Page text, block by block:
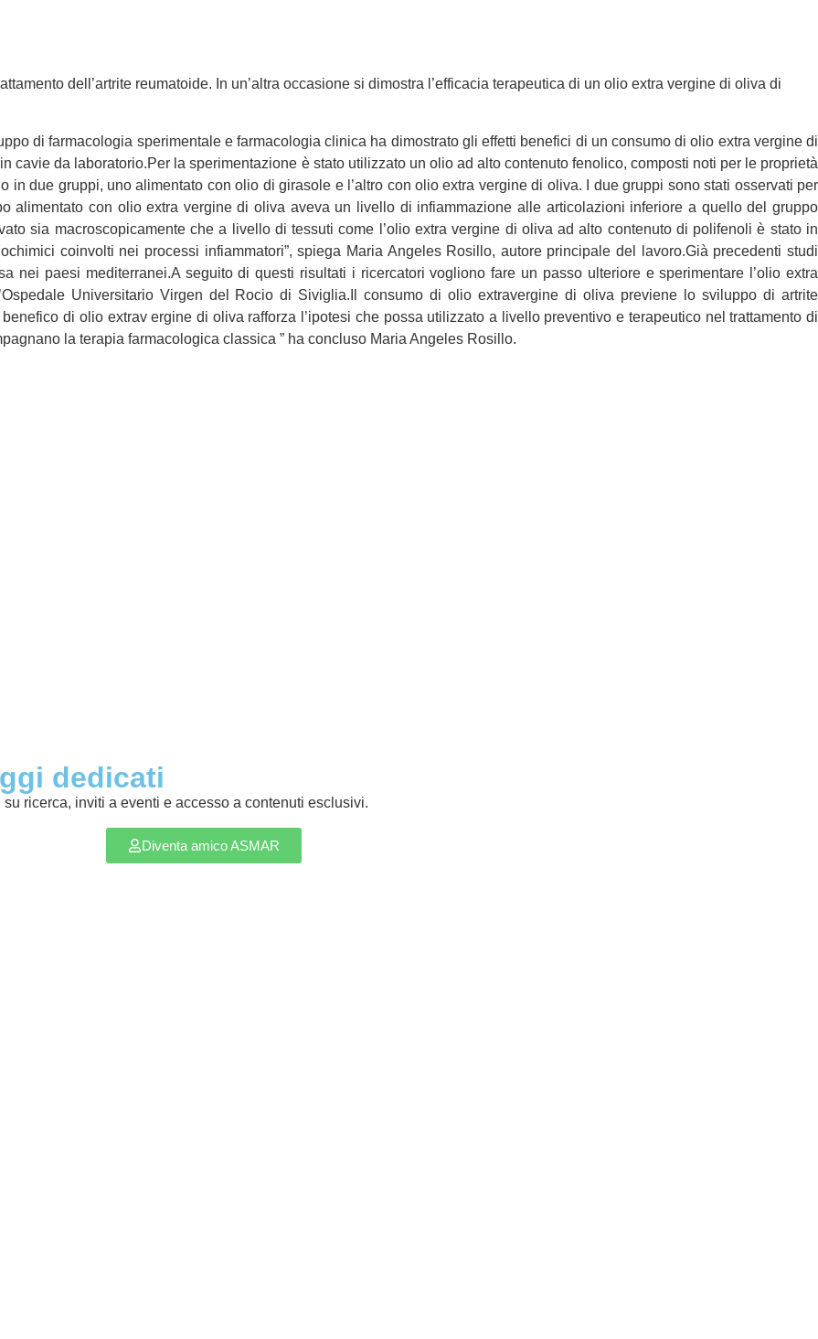
dell’artrite reumatoide. In un’altra occasione si dimostra l’efficacia terapeutica di un olio extra vergine di oliva di
di farmacologia sperimentale e farmacologia clinica ha dimostrato gli effetti benefici di un consumo di olio extra vergine di
cavie da laboratorio.Per la sperimentazione è stato utilizzato un olio ad alto contenuto fenolico, composti noti per le proprietà
in due gruppi, uno alimentato con olio di girasole e l’altro con olio extra vergine di oliva. I due gruppi sono stati osservati per
alimentato con olio extra vergine di oliva aveva un livello di infiammazione alle articolazioni inferiore a quello del gruppo
sia macroscopicamente che a livello di tessuti come l’olio extra vergine di oliva ad alto contenuto di polifenoli è stato in
coinvolti nei processi infiammatori”, spiega Maria Angeles Rosillo, autore principale del lavoro.Già precedenti studi
nei paesi mediterranei.A seguito di questi risultati i ricercatori vogliono fare un passo ulteriore e sperimentare l’olio extra
Universitario Virgen del Rocio di Siviglia.Il consumo di olio extravergine di oliva previene lo sviluppo di artrite
di olio extrav ergine di oliva rafforza l’ipotesi che possa utilizzato a livello preventivo e terapeutico nel trattamento di
la terapia farmacologica classica ” ha concluso Maria Angeles Rosillo.
dedicati
ricerca, inviti a eventi e accesso a contenuti esclusivi.
Diventa amico ASMAR